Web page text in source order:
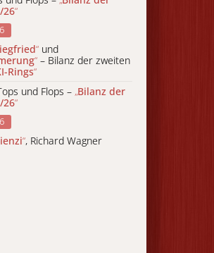
26“
“ und
“ – Bilanz der zweiten
Rings“
und Flops – „Bilanz der
26“
“, Richard Wagner